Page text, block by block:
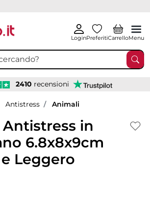
LoginPreferitiCarrelloMenu
2410 recensioni
Antistress Animali
in
6.8x8x9cm
Leggero